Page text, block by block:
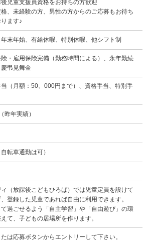
後児童支援員資格をお持ちの方歓迎
格、未経験の方、男性の方からのご応募もお待ち
ます♪
年末年始、有給休暇、特別休暇、他シフト制
・雇用保険完備（勤務時間による）、永年勤続
弔見舞金
（月額：50、000円まで）、資格手当、特別手
昨年実績）
転車通勤は可）
ィ（放課後こどもひろば）では児童定員を設けて
登録した児童であれば自由に利用できます。
過ごせるよう「自主学習」や「自由遊び」の環
て、子どもの居場所を作ります。
は応募ボタンからエントリーして下さい。